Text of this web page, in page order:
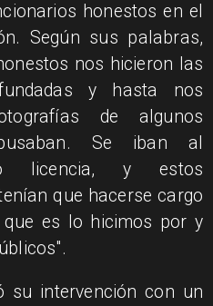
honestos en el
Según sus palabras,
nos hicieron las
y hasta nos
de algunos
Se iban al
licencia, y estos
que hacerse cargo
es lo hicimos por y
su intervención con un